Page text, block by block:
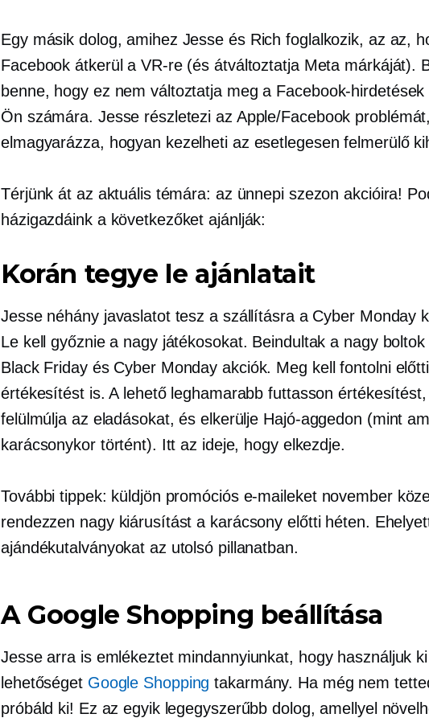
Egy másik dolog, amihez Jesse és Rich foglalkozik, az az,
Facebook átkerül a VR-re (és átváltoztatja Meta márkáját).
benne, hogy ez nem változtatja meg a Facebook-
Ön számára. Jesse részletezi az Apple/Facebook
elmagyarázza, hogyan kezelheti az esetlegesen felmerülő
Térjünk át az aktuális témára: az ünnepi szezon akcióira!
házigazdáink a következőket ajánlják:
Korán tegye le ajánlatait
Jesse néhány javaslatot tesz a szállításra a Cyber ​​Monday
Le kell győznie a nagy játékosokat. Beindultak a nagy boltok
Black Friday és Cyber ​​Monday akciók. Meg kell fontolni előtti
értékesítést is. A lehető leghamarabb futtasson
felülmúlja az eladásokat, és elkerülje Hajó-aggedon (mint
karácsonykor történt). Itt az ideje, hogy elkezdje.
További tippek: küldjön promóciós e-maileket november
rendezzen nagy kiárusítást a karácsony előtti héten.
ajándékutalványokat az utolsó pillanatban.
A Google Shopping beállítása
Jesse arra is emlékeztet mindannyiunkat, hogy használjuk
lehetőséget Google Shopping takarmány. Ha még nem
próbáld ki! Ez az egyik legegyszerűbb dolog, amellyel